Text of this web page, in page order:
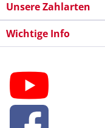
Unsere Zahlarten
Wichtige Info